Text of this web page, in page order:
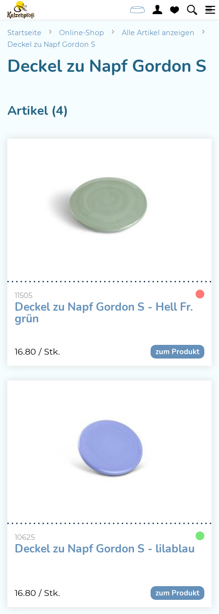
Startseite Online-Shop
Alle Artikel anzeigen
Deckel zu Napf Gordon S
Deckel zu Napf Gordon S
Artikel (4)
11505
Deckel zu Napf Gordon S - Hell Fr.
grün
zum Produkt
16.80 / Stk.
10625
Deckel zu Napf Gordon S - lilablau
zum Produkt
16.80 / Stk.